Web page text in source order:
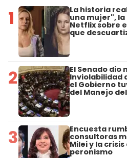
1 La historia
una mujer",
Netflix sobre
que
2 El Senado dio
Inviolabilidad
el Gobierno
del Manejo
3 Encuesta
consultoras
Milei y la
peronismo